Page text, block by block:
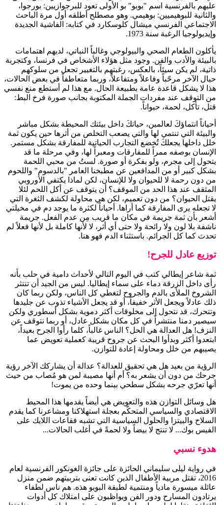
عليهم بالفرنسية اسم "بوبو" بو الأولى تعود للبرجوازيين: بورجوا،
والثانية للبوهيميين: بوهيمي. وهو مصطلح أطلقه أول مرة الباحث
الاجتماعي الفرنسي ميشال كلوسكارد في كتابه: الفاشية الجديدة
وإيديولوجيا الرغبة سنة 1973.
يأكلون الطعام الصحي والبيولوجي وغالباً النباتي، لديهم اهتمامات
بالبيئة والأدب والفن. وجود مثل هؤلاء الأشخاص في فرنسا، وكتجربة
ذاتية، لم يكن سيئاً، بالعكس، رغبتهم بالتغيير تجعل من سلوكهم
حيال الآخر مرحّباً وفاعلاً ومتفاعلاً، وربما متعاطفاً في بعض الحالات،
هذا لا يشكل قاعدة عامة بطبيعة الحال. مع هذا لم أستطع منع نفسي
من التوقف عند مفردات الجملة المكتوبة بجانب صورة فرخ البط:
قتل، تأكل، لحمة، حيواناً.
أحياناً انتماؤكَ لعالمين، حياتكَ داخل بيئتك المحيطة بشكل مباشر
والبيئة التي تنتمي لها والتي يصعب التخلص من أثرها حين يكون ثمة
خلل داخلها يجعلكَ تُخضع التجارب الحياتية للمفارقة بشكل مستمر.
الإنسان بوصفه ممراً للمفارقات ومعبراً لها، وفي مرحلة ما قد
يتحول إلى مجرم، ولو بفكرة أو صورة. لستُ من محبي اللحمة
بشكل كبير أو من المدافعين عن مطبخنا العامر "بالدسوم" واللحوم
من دون رحمة لا للحيوان ولا للإنسان، لكن لماذا يكتفي الأوروبي
المثقف عند هذا الحد من الموقف؟ أن يتوقف عن أكل اللحم لئلا
يقتل الحيوان؟ من دون تعميم، لكن هي محاولة لكشف الثغرة التي
لا تجعله يرى المفارقة كما أراها. أحياناً لكثرة ما يوجد دم في مخيلتي
أشعر بأن ثمة جريمة في مكان ما قريب مِن عدم الفعل. جريمة
ناشفة بلا لون ولا رائحة ولا حتى أي أثر، لا لأنها كاملة بل لأنها فعلاً لم
تحدث كما كل الجرائم. باستثناء الدم فهو هنا.
توزيع عادل للجرح!
ثمة شاعر إيطالي كتب في اليوم التالي لأحداث دامية في حلب بأنه
رأى داخل الزرقة دماء على سماء إيطاليا. ليس من الجيد أن تنتثر
الشروخ الملأى بالدم والجروح لتغطي كل الناس، ولكن ربما كان
ذلك عادلاً ويجعل الأثر خفيفاً، أو قد يجعل الأشياء تذوب عن جليدها
وتتحرك، قد نتحول إلى مخلوقات أكثر دموية بشكل أسطوري ولكن
سيصير دمنا منتشراً في كل مكان بشكل عادل، أو ربما نتوقف عن
النزف! هل العدالة هي الحل؟ الناس غالباً، كلما رأوا الجرح بعيداً،
ابتعدوا أكثر وبدأوا البحث عن جروح قريبة كعملية تعويض عما
يصيبهم من خلل ومحاولة إعادة للتوازن.
الرؤية من بعيد هل هي تحقيق للعدالة؟ عدالة أن يشاركك الآخر رؤية
جرحك من دون أن يشعر به؟ أم أنها مصيبة لمن هو مُصاب من حيث
أنها تعرّي جرحه بشكل سطحي بينما وحده من يموت!
هل وسائل التوازن هذه والتعويض هي أيضاً يقدمها هذا المحيط
الاقتصادي والسياسي المتحكّم بعجلة استهلاكنا ومشاعرنا كما يقدم
السلاح والبيتزا والحلول السياسية التي تشبه فقاعات اللايك على
الفيس بوك... لا تنتج لا بيضاً ولا لحمةً في أغلب الحالات...
هدوء نسبي
في رواية ليلى سليماني الحائزة على جائزة الغونكور الفرنسية لعام
2016، تقتل مربية الأطفال الذين كانت تعنى بتربيتهم ضمن منزل
عائلة ميسورة مادياً ومنتمية لطبقة البوبو هذه. هم ناس لطفاء
يرتادون المسارح ودور الفن ويواظبون على امتلاك كل أدوات